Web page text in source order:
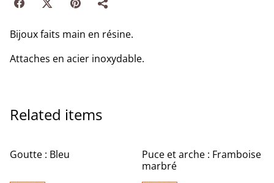
Bijoux faits main en résine.
Attaches en acier inoxydable.
Related items
%
Goutte : Bleu
Puce et arche : Framboise
marbré